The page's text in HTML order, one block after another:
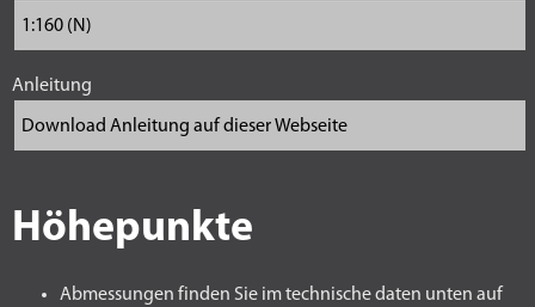
Anleitung
Höhepunkte
Abmessungen finden Sie im technische daten unten auf